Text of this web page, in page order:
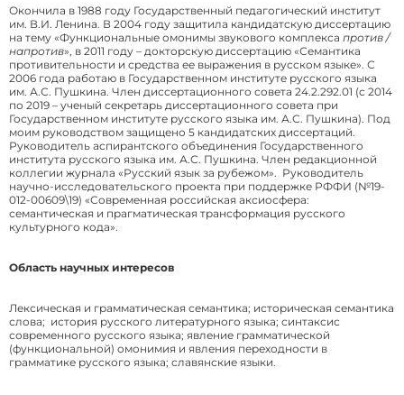
Окончила в 1988 году Государственный педагогический институт
им. В.И. Ленина. В 2004 году защитила кандидатскую диссертацию
на тему «Функциональные омонимы звукового комплекса против /
напротив», в 2011 году – докторскую диссертацию «Семантика
противительности и средства ее выражения в русском языке». С
2006 года работаю в Государственном институте русского языка
им. А.С. Пушкина. Член диссертационного совета 24.2.292.01 (с 2014
по 2019 – ученый секретарь диссертационного совета при
Государственном институте русского языка им. А.С. Пушкина). Под
моим руководством защищено 5 кандидатских диссертаций.
Руководитель аспирантского объединения Государственного
института русского языка им. А.С. Пушкина. Член редакционной
коллегии журнала «Русский язык за рубежом». Руководитель
научно-исследовательского проекта при поддержке РФФИ (№19-
012-00609\19) «Современная российская аксиосфера:
семантическая и прагматическая трансформация русского
культурного кода».
Область научных интересов
Лексическая и грамматическая семантика; историческая семантика
слова; история русского литературного языка; синтаксис
современного русского языка; явление грамматической
(функциональной) омонимия и явления переходности в
грамматике русского языка; славянские языки.